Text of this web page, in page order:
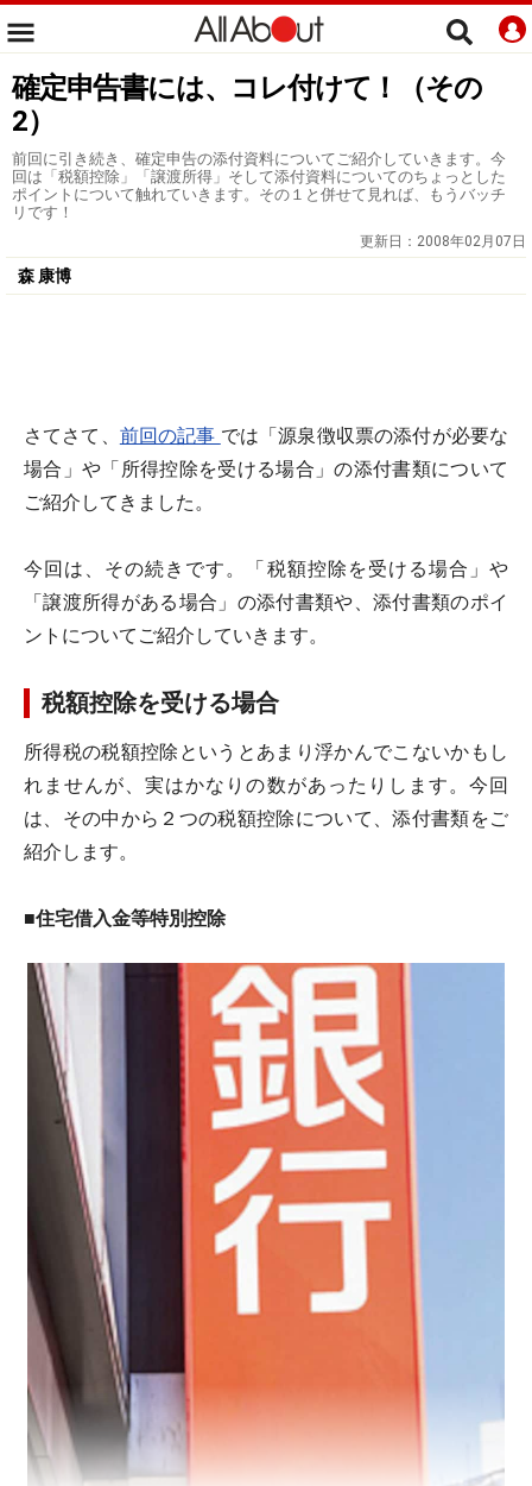
確定申告書には、コレ付けて！（その
2）
前回に引き続き、確定申告の添付資料についてご紹介していきます。今
回は「税額控除」「譲渡所得」そして添付資料についてのちょっとした
ポイントについて触れていきます。その１と併せて見れば、もうバッチ
リです！
更新日： 2008年02月07日
森 康博
さてさて、 前回の記事 では「源泉徴収票の添付が必要な
場合」や「所得控除を受ける場合」の添付書類について
ご紹介してきました。
今回は、その続きです。「税額控除を受ける場合」や
「譲渡所得がある場合」の添付書類や、添付書類のポイ
ントについてご紹介していきます。
税額控除を受ける場合
所得税の税額控除というとあまり浮かんでこないかもし
れませんが、実はかなりの数があったりします。今回
は、その中から２つの税額控除について、添付書類をご
紹介します。
■住宅借入金等特別控除